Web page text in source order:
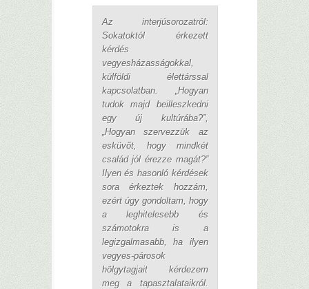
Az interjúsorozatról:
Sokatoktól érkezett
kérdés
vegyesházasságokkal,
külföldi élettárssal
kapcsolatban. „Hogyan
tudok majd beilleszkedni
egy új kultúrába?”,
„Hogyan szervezzük az
esküvőt, hogy mindkét
család jól érezze magát?”
Ilyen és hasonló kérdések
sora érkeztek hozzám,
ezért úgy gondoltam, hogy
a leghitelesebb és
számotokra is a
legizgalmasabb, ha ilyen
vegyes-párosok
hölgytagjait kérdezem
meg a tapasztalataikról.